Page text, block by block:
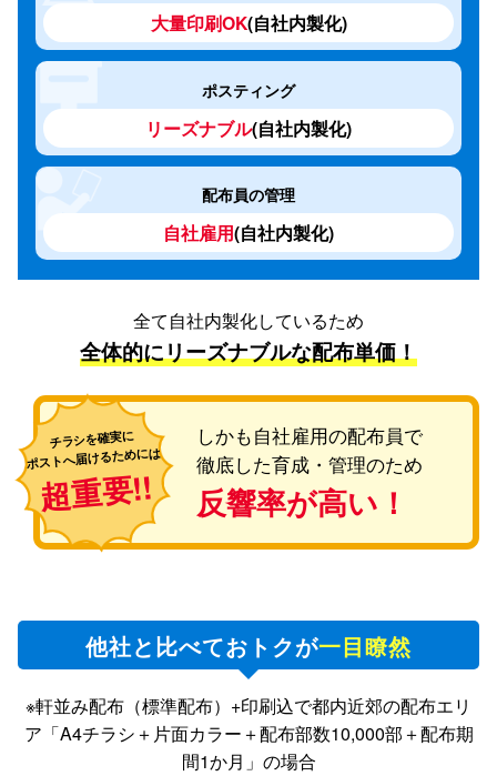
大量印刷OK(自社内製化)
ポスティング
リーズナブル(自社内製化)
配布員の管理
自社雇用(自社内製化)
全て自社内製化しているため
全体的にリーズナブルな配布単価！
チラシを確実に
ポストへ届けるためには
超重要!!
しかも自社雇用の配布員で
徹底した育成・管理のため
反響率が高い！
他社と比べておトクが一目瞭然
※軒並み配布（標準配布）+印刷込で都内近郊の配布エリ
ア「A4チラシ＋片面カラー＋配布部数10,000部＋配布期
間1か月」の場合